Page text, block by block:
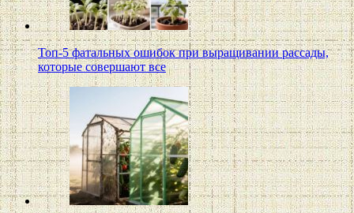
Топ-5 фатальных ошибок при выращивании рассады,
которые совершают все